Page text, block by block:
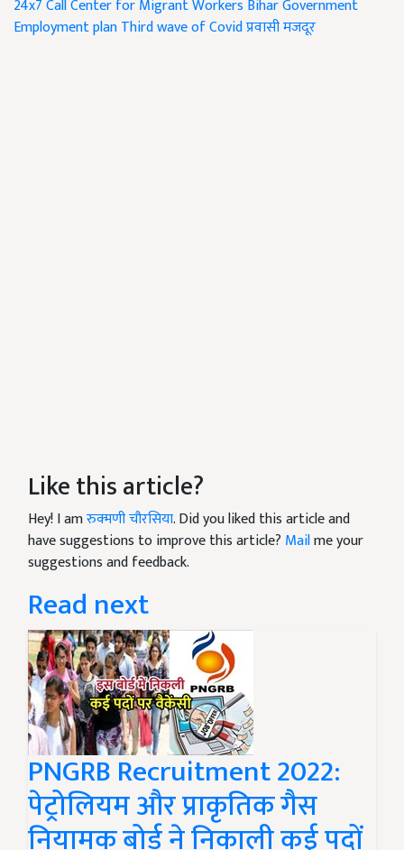
24x7 Call Center for Migrant Workers Bihar Government
Employment planThird wave of Covidप्रवासी मजदूर
Like this article?
Hey! I amरुक्मणी चौरसिया. Did you liked this article and
have suggestions to improve this article? Mailme your
suggestions and feedback.
Read next
PNGRB Recruitment 2022:
पेट्रोलियम और प्राकृतिक गैस